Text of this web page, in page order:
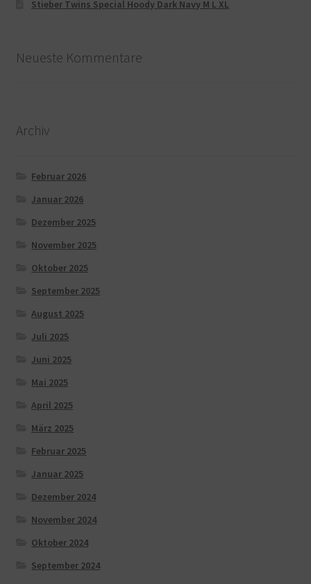
Stieber Twins Special Hoody Dark Navy M L XL
Neueste Kommentare
Archiv
Februar 2026
Januar 2026
Dezember 2025
November 2025
Oktober 2025
September 2025
August 2025
Juli 2025
Juni 2025
Mai 2025
April 2025
März 2025
Februar 2025
Januar 2025
Dezember 2024
November 2024
Oktober 2024
September 2024